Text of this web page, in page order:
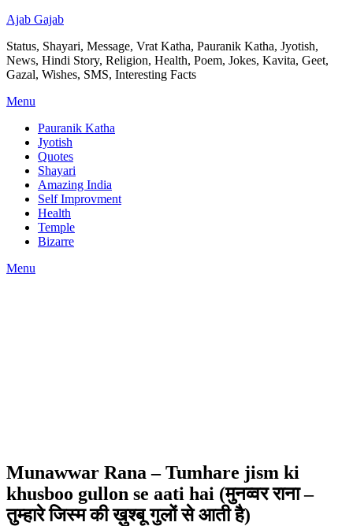
Ajab Gajab
Status, Shayari, Message, Vrat Katha, Pauranik Katha, Jyotish,
News, Hindi Story, Religion, Health, Poem, Jokes, Kavita, Geet,
Gazal, Wishes, SMS, Interesting Facts
Menu
Pauranik Katha
Jyotish
Quotes
Shayari
Amazing India
Self Improvment
Health
Temple
Bizarre
Menu
Munawwar Rana – Tumhare jism ki
khusboo gullon se aati hai (मुनव्वर राना –
तुम्हारे जिस्म की ख़ुश्बू गुलों से आती है)